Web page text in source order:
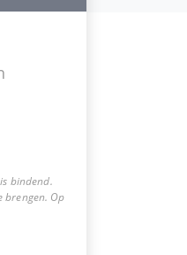
bindend.
brengen. Op